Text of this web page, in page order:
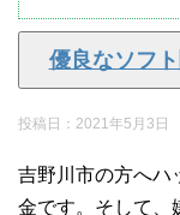
優良なソフ
投稿日： 2021年5月3日
吉野川市の方へハ
金です。そして、